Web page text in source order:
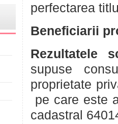
perfectarea
Beneficiarii
Rezultatele
supuse
proprietate
pe care este
cadastral